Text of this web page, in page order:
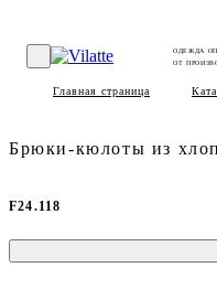
ОДЕЖДА
ОТ
Главная страница
Брюки-кюлоты из
F24.118